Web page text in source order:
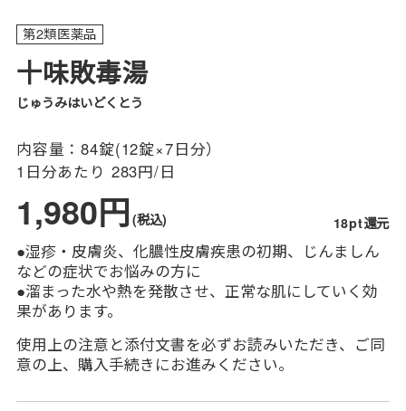
第2類医薬品
十味敗毒湯
じゅうみはいどくとう
内容量：84錠(12錠×7日分）
1日分あたり 283円/日
1,980円(税込) 18pt還元
●湿疹・皮膚炎、化膿性皮膚疾患の初期、じんましん
などの症状でお悩みの方に
●溜まった水や熱を発散させ、正常な肌にしていく効
果があります。
使用上の注意と添付文書を必ずお読みいただき、ご同
意の上、購入手続きにお進みください。